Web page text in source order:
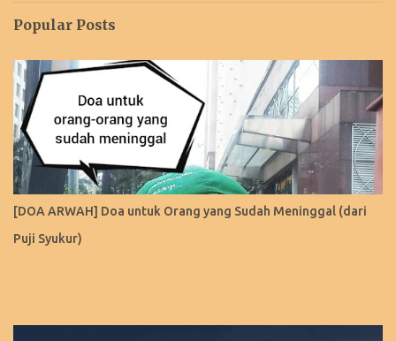
Popular Posts
[DOA ARWAH] Doa untuk Orang yang Sudah Meninggal (dari
Puji Syukur)